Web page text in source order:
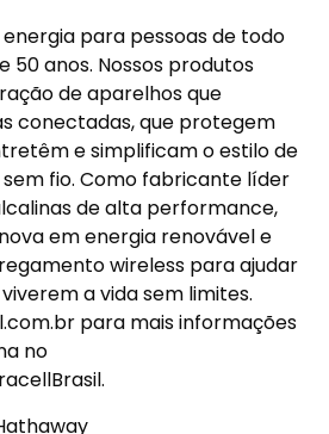
para pessoas de todo
50 anos. Nossos produtos
de aparelhos que
conectadas, que protegem
e simplificam o estilo de
fio. Como fabricante líder
de alta performance,
em energia renovável e
wireless para ajudar
a vida sem limites.
para mais informações
no